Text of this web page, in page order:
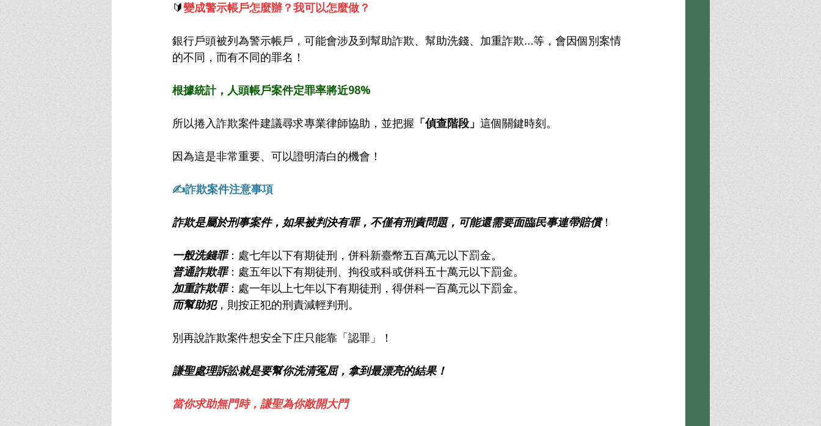
🔰變成警示帳戶怎麼辦？我可以怎麼做？
銀行戶頭被列為警示帳戶，可能會涉及到幫助詐欺、幫助洗錢、加重詐欺…等，會因個別案情
的不同，而有不同的罪名！
根據統計，人頭帳戶案件定罪率將近98%
所以捲入詐欺案件建議尋求專業律師協助，並把握 「偵查階段」 這個關鍵時刻。
因為這是非常重要、可以證明清白的機會！️
✍詐欺案件注意事項
詐欺是屬於刑事案件，如果被判決有罪，不僅有刑責問題，可能還需要面臨民事連帶賠償！
一般洗錢罪：處七年以下有期徒刑，併科新臺幣五百萬元以下罰金。
普通詐欺罪：處五年以下有期徒刑、拘役或科或併科五十萬元以下罰金。
加重詐欺罪：處一年以上七年以下有期徒刑，得併科一百萬元以下罰金。
而幫助犯，則按正犯的刑責減輕判刑。
別再說詐欺案件想安全下庄只能靠「認罪」！
謙聖處理訴訟就是要幫你洗清冤屈，拿到最漂亮的結果！
當你求助無門時，謙聖為你敞開大門